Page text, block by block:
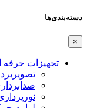
دسته‌بندی‌ها
×
تجهیزات حرفه